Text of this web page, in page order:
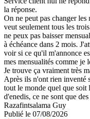
la réponse.
On ne peut pas changer les
veut seulement tous les
ne peux pas baisser
à échéance dans 2 mois.
voir si ce qu'il m'annonce
mes mensualités comme je
Je trouve ça vraiment très
Après ils n'ont rien inventé
tout le monde quel que soit
d'enedis, ce ne sont que
Razafintsalama Guy
Publié le 07/08/2026